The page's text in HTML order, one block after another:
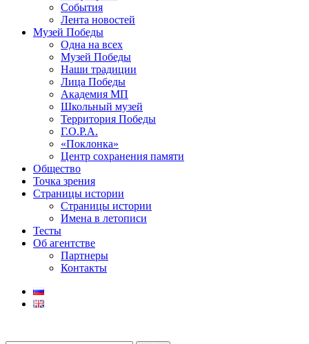
События
Лента новостей
Музей Победы
Одна на всех
Музей Победы
Наши традиции
Лица Победы
Академия МП
Школьный музей
Территория Победы
Г.О.Р.А.
«Поклонка»
Центр сохранения памяти
Общество
Точка зрения
Страницы истории
Страницы истории
Имена в летописи
Тесты
Об агентстве
Партнеры
Контакты